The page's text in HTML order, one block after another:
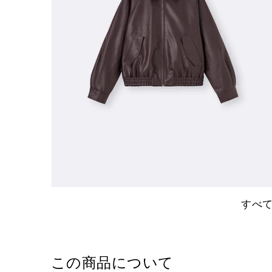
すべ
この商品について